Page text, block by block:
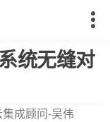
统无缝对
成顾问-吴伟